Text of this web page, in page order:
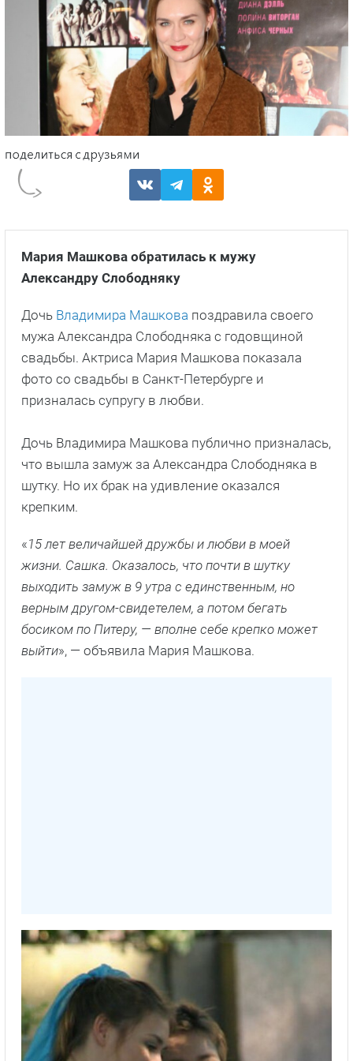
Мария Машкова обратилась к мужу
Александру Слободняку
Дочь Владимира Машкова поздравила своего
мужа Александра Слободняка с годовщиной
свадьбы. Актриса Мария Машкова показала
фото со свадьбы в Санкт-Петербурге и
призналась супругу в любви.
Дочь Владимира Машкова публично призналась,
что вышла замуж за Александра Слободняка в
шутку. Но их брак на удивление оказался
крепким.
«15 лет величайшей дружбы и любви в моей
жизни. Сашка. Оказалось, что почти в шутку
выходить замуж в 9 утра с единственным, но
верным другом-свидетелем, а потом бегать
босиком по Питеру, — вполне себе крепко может
выйти», — объявила Мария Машкова.